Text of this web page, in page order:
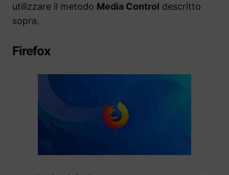
utilizzare il metodo Media Control descritto
sopra.
Firefox